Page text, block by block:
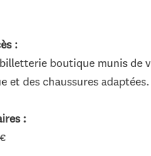
:
boutique munis de
et des chaussures adaptées.
: